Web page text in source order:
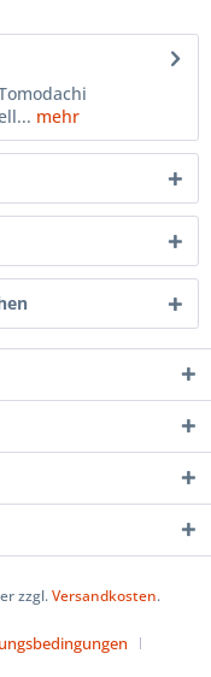
mehr
zzgl.Versandkosten.